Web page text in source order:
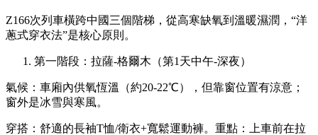
Z166次列車橫跨中國三個階梯，從高寒缺氧到溫暖濕潤，“洋
蔥式穿衣法”是核心原則。
第一階段：拉薩-格爾木（第1天中午-深夜）
氣候：車廂內供氧恆溫（約20-22℃），但靠窗位置有涼意；
窗外是冰雪與寒風。
穿搭：舒適的長袖T恤/衛衣+寬鬆運動褲。重點：上車前在拉